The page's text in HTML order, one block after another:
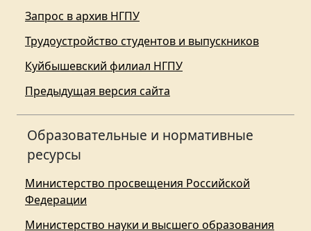
Запрос в архив НГПУ
Трудоустройство студентов и выпускников
Куйбышевский филиал НГПУ
Предыдущая версия сайта
Образовательные и нормативные
ресурсы
Министерство просвещения Российской
Федерации
Министерство науки и высшего образования